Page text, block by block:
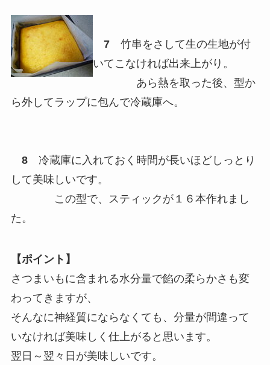
7竹串をさして生の生地が付
いてこなければ出来上がり。
あら熱を取った後、型か
ら外してラップに包んで冷蔵庫へ。
8冷蔵庫に入れておく時間が長いほどしっとり
して美味しいです。
この型で、スティックが１６本作れまし
た。
【ポイント】
さつまいもに含まれる水分量で餡の柔らかさも変
わってきますが、
そんなに神経質にならなくても、分量が間違って
いなければ美味しく仕上がると思います。
翌日～翌々日が美味しいです。